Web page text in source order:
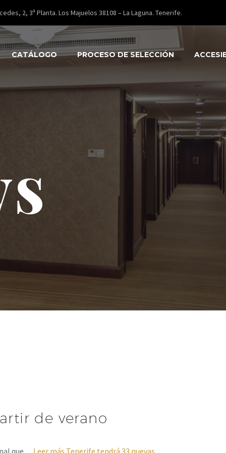
2, 3ª Planta. Los Majuelos 38108 – La Laguna. Tenerife.
CATÁLOGO PROCESO DE SELECCIÓN
de verano
que… Leer más Tenerife tendrá 33 nuevas